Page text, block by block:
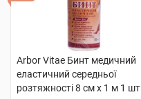
Arbor Vitae Бинт медичний
еластичний середньої
розтяжності 8 см х 1 м 1 шт